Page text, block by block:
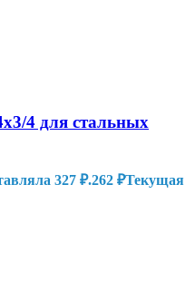
4 для стальных
327 ₽.262 ₽Текущая